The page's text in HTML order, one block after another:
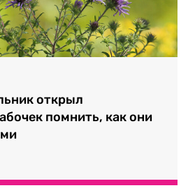
открыл
помнить, как они